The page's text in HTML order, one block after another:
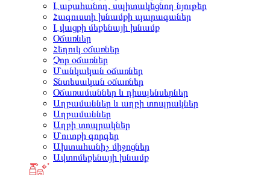
Լաքահանող, սպիտակեցնող նյութեր
Հագուստի խնամքի պարագաներ
Լվացքի մեքենայի խնամք
Օճառներ
Հեղուկ օճառներ
Չոր օճառներ
Մանկական օճառներ
Տնտեսական օճառներ
Օճառամաններ և դիսպենսերներ
Աղբամաններ և աղբի տոպրակներ
Աղբամաններ
Աղբի տոպրակներ
Մուտքի գորգեր
Ախտահանիչ միջոցներ
Ավտոմեքենայի խնամք